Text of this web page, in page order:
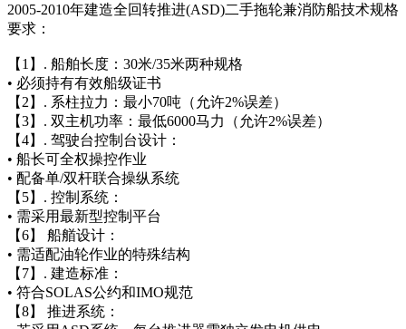
2005-2010年建造全回转推进(ASD)二手拖轮兼消防船技术规格
要求：
【1】. 船舶长度：30米/35米两种规格
• 必须持有有效船级证书
【2】. 系柱拉力：最小70吨（允许2%误差）
【3】. 双主机功率：最低6000马力（允许2%误差）
【4】. 驾驶台控制台设计：
• 船长可全权操控作业
• 配备单/双杆联合操纵系统
【5】. 控制系统：
• 需采用最新型控制平台
【6】 船艏设计：
• 需适配油轮作业的特殊结构
【7】. 建造标准：
• 符合SOLAS公约和IMO规范
【8】 推进系统：